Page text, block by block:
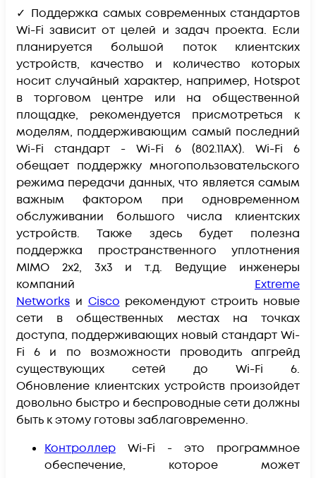
✓ Поддержка самых современных стандартов
Wi-Fi зависит от целей и задач проекта. Если
планируется большой поток клиентских
устройств, качество и количество которых
носит случайный характер, например, Hotspot
в торговом центре или на общественной
площадке, рекомендуется присмотреться к
моделям, поддерживающим самый последний
Wi-Fi стандарт - Wi-Fi 6 (802.11AX). Wi-Fi 6
обещает поддержку многопользовательского
режима передачи данных, что является самым
важным фактором при одновременном
обслуживании большого числа клиентских
устройств. Также здесь будет полезна
поддержка пространственного уплотнения
MIMO 2x2, 3x3 и т.д. Ведущие инженеры
компаний Extreme
Networks и Cisco рекомендуют строить новые
сети в общественных местах на точках
доступа, поддерживающих новый стандарт Wi-
Fi 6 и по возможности проводить апгрейд
существующих сетей до Wi-Fi 6.
Обновление клиентских устройств произойдет
довольно быстро и беспроводные сети должны
быть к этому готовы заблаговременно.
Контроллер Wi-Fi - это программное
обеспечение, которое может